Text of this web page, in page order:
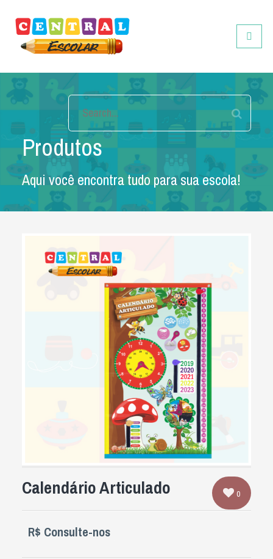
Produtos
Aqui você encontra tudo para sua escola!
0
Calendário Articulado
R$ Consulte-nos